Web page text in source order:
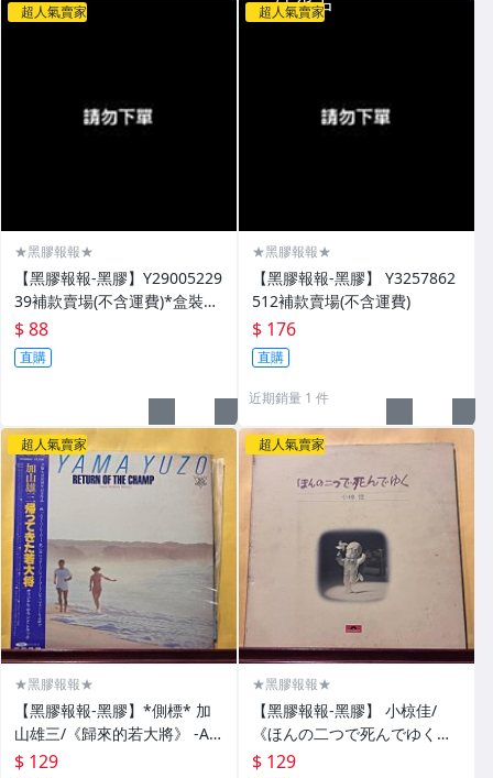
超人氣賣家
★黑膠報報★
【黑膠報報-黑膠】Y29005229
39補款賣場(不含運費)*盒裝*
戴愛玲 天使之翼-特13
$ 88
直購
超人氣賣家
★黑膠報報★
【黑膠報報-黑膠】 Y3257862
512補款賣場(不含運費)
$ 176
直購
近期銷量 1 件
超人氣賣家
★黑膠報報★
【黑膠報報-黑膠】*側標* 加
山雄三/《歸來的若大將》 -A1
1-5
$ 129
超人氣賣家
★黑膠報報★
【黑膠報報-黑膠】 小椋佳/
《ほんの二つで死んでゆく》
（只剩下二就死了）-A11-5
$ 129